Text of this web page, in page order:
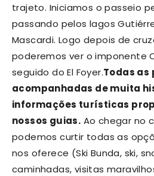
trajeto. Iniciamos o passeio
passando pelos lagos
Mascardi. Logo depois de
poderemos ver o imponente
seguido do El Foyer.Todas as
acompanhadas de muita
informações turísticas
nossos guias. Ao chegar no
podemos curtir todas as
nos oferece (Ski Bunda, ski,
caminhadas, visitas